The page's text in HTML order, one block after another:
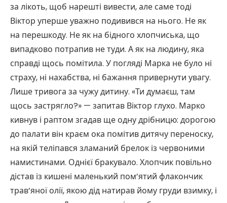
за лікоть, щоб нарешті вивести, але саме тоді
Віктор уперше уважно подивився на нього. Не як
на перешкоду. Не як на бідного хлопчиська, що
випадково потрапив не туди. А як на людину, яка
справді щось помітила. У погляді Марка не було ні
страху, ні нахабства, ні бажання привернути увагу.
Лише тривога за чужу дитину. «Ти думаєш, там
щось застрягло?» — запитав Віктор глухо. Марко
кивнув і раптом згадав ще одну дрібницю: дорогою
до палати він краєм ока помітив дитячу переноску,
на якій теліпався зламаний брелок із червоними
намистинами. Однієї бракувало. Хлопчик повільно
дістав із кишені маленький пом’ятий флакончик
трав’яної олії, якою дід натирав йому груди взимку, і